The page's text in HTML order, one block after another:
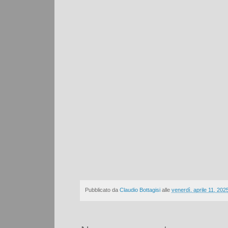
Pubblicato da Claudio Bottagisi alle venerdì, aprile 11,